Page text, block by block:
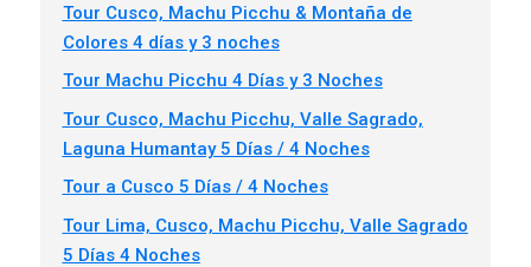
Tour Cusco, Machu Picchu & Montaña de
Colores 4 días y 3 noches
Tour Machu Picchu 4 Días y 3 Noches
Tour Cusco, Machu Picchu, Valle Sagrado,
Laguna Humantay 5 Días / 4 Noches
Tour a Cusco 5 Días / 4 Noches
Tour Lima, Cusco, Machu Picchu, Valle Sagrado
5 Días 4 Noches